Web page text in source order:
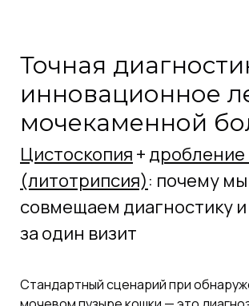
Точная
инновационное
мочекаменной
Цистоскопия + дробление
(литотрипсия): почему мы
совмещаем диагностику
за один визит
Стандартный сценарий при